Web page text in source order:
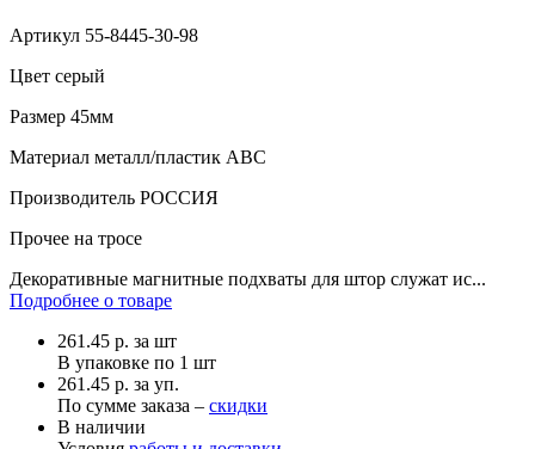
Артикул 55-8445-30-98
Цвет серый
Размер 45мм
Материал металл/пластик АВС
Производитель РОССИЯ
Прочее на тросе
Декоративные магнитные подхваты для штор служат ис...
Подробнее о товаре
261.45 р. за шт
В упаковке по 1 шт
261.45 р. за уп.
По сумме заказа – скидки
В наличии